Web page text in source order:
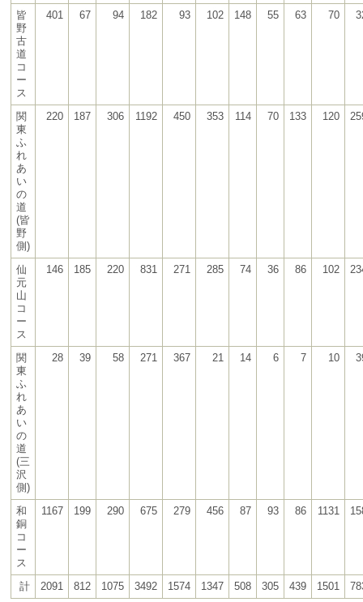
皆
野
古
道
コ
ー
ス
401 67 94 182 93 102 148 55 63 70
関
東
ふ
れ
あ
い
の
道
(皆
野
側)
220 187 306 1192 450 353 114 70 133 120
仙
元
山
コ
ー
ス
146 185 220 831 271 285 74 36 86 102
関
東
ふ
れ
あ
い
の
道
(三
沢
側)
28 39 58 271 367 21 14 6 7 10
和
銅
コ
ー
ス
1167 199 290 675 279 456 87 93 86 1131
計 2091 812 1075 3492 1574 1347 508 305 439 1501